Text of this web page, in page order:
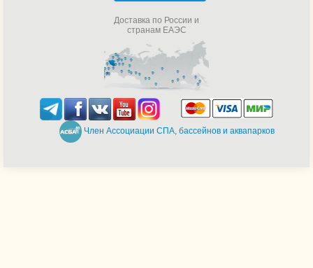
Доставка по России и
странам ЕАЭС
Член Ассоциации СПА, бассейнов и аквапарков